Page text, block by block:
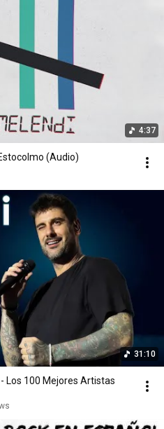
4:37
(Audio)
31:10
Los 100 Mejores Artistas